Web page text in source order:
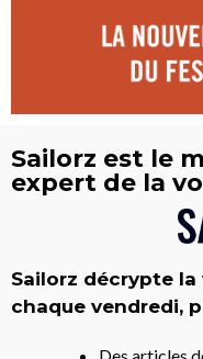
Sailorz est le
expert de la
Sailorz décrypte
chaque vendredi,